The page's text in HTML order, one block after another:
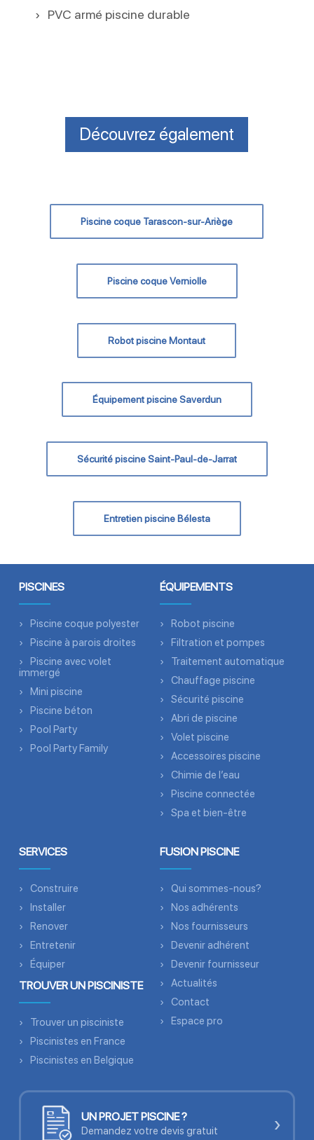
PVC armé piscine durable
Découvrez également
Piscine coque Tarascon-sur-Ariège
Piscine coque Verniolle
Robot piscine Montaut
Équipement piscine Saverdun
Sécurité piscine Saint-Paul-de-Jarrat
Entretien piscine Bélesta
PISCINES
Piscine coque polyester
Piscine à parois droites
Piscine avec volet
immergé
Mini piscine
Piscine béton
Pool Party
Pool Party Family
ÉQUIPEMENTS
Robot piscine
Filtration et pompes
Traitement automatique
Chauffage piscine
Sécurité piscine
Abri de piscine
Volet piscine
Accessoires piscine
Chimie de l’eau
Piscine connectée
Spa et bien-être
SERVICES
Construire
Installer
Renover
Entretenir
Équiper
TROUVER UN PISCINISTE
Trouver un pisciniste
Piscinistes en France
Piscinistes en Belgique
FUSION PISCINE
Qui sommes-nous?
Nos adhérents
Nos fournisseurs
Devenir adhérent
Devenir fournisseur
Actualités
Contact
Espace pro
UN PROJET PISCINE ?
Demandez votre devis gratuit ›